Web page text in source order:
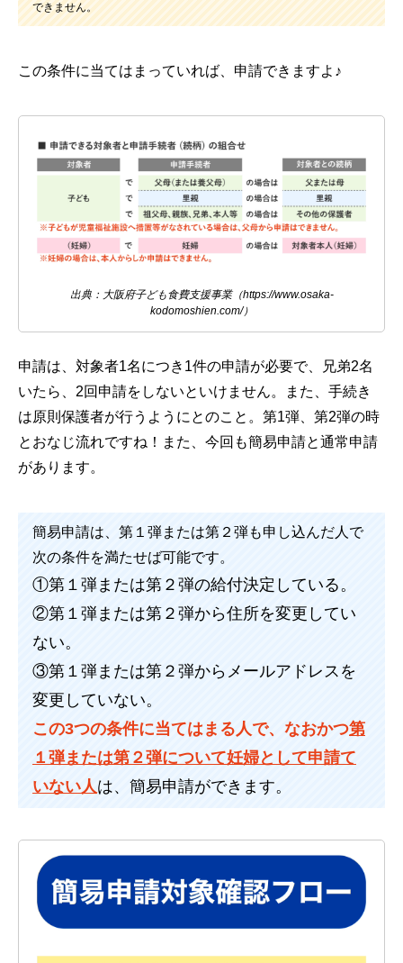
できません。
この条件に当てはまっていれば、申請できますよ♪
出典：大阪府子ども食費支援事業（https://www.osaka-
kodomoshien.com/）
申請は、対象者1名につき1件の申請が必要で、兄弟2名
いたら、2回申請をしないといけません。また、手続き
は原則保護者が行うようにとのこと。第1弾、第2弾の時
とおなじ流れですね！また、今回も簡易申請と通常申請
があります。
簡易申請は、第１弾または第２弾も申し込んだ人で
次の条件を満たせば可能です。
①第１弾または第２弾の給付決定している。
②第１弾または第２弾から住所を変更してい
ない。
③第１弾または第２弾からメールアドレスを
変更していない。
この3つの条件に当てはまる人で、なおかつ第
１弾または第２弾について妊婦として申請て
いない人は、簡易申請ができます。